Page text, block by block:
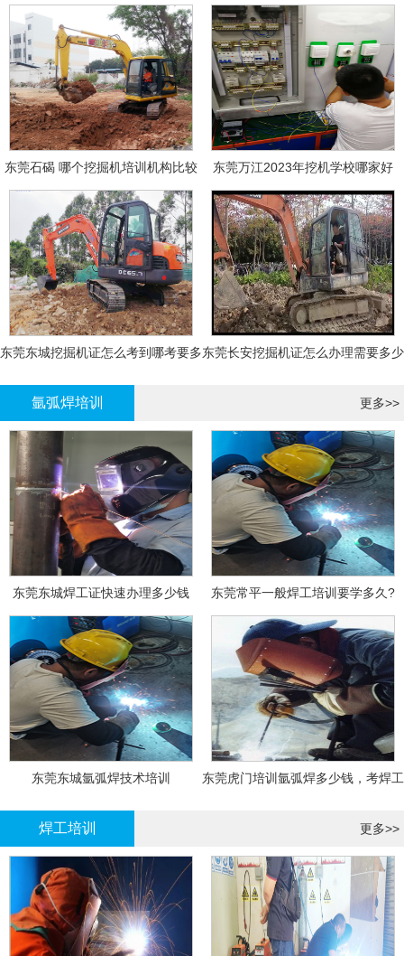
东莞石碣 哪个挖掘机培训机构比较
好?
东莞万江2023年挖机学校哪家好
东莞东城挖掘机证怎么考到哪考要多东莞长安挖掘机证怎么办理需要多少
氩弧焊培训 更多>>
东莞东城焊工证快速办理多少钱 东莞常平一般焊工培训要学多久?
东莞东城氩弧焊技术培训
东莞虎门培训氩弧焊多少钱，考焊工
焊工培训 更多>>